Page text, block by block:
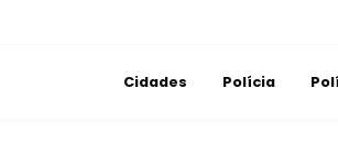
Cidades Polícia